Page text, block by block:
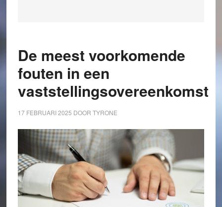
De meest voorkomende
fouten in een
vaststellingsovereenkomst
17 FEBRUARI 2025 DOOR TYRONE